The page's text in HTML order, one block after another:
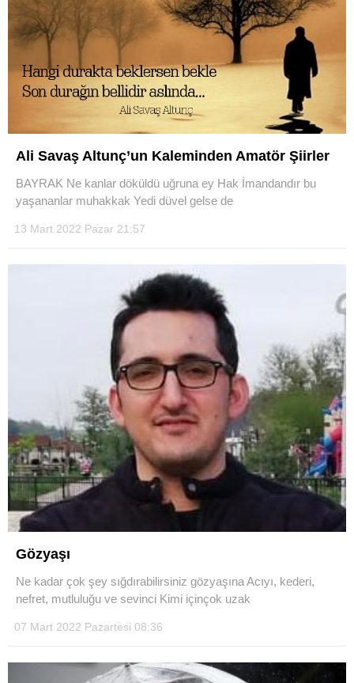
Ali Savaş Altunç’un Kaleminden Amatör Şiirler
BAYRAK Ne kanlar döküldü uğruna ey Hak İmandandır bu
yaşananlar muhakkak Yedi düvel gelse de
13 Mart 2022 Pazar 21:57
Gözyaşı
Ne kadar çok şey sığdırabilirsiniz gözyaşına Acıyı, kederi,
nefret, mutluluğu ve sevinci Kimi içinçok uzak
07 Mart 2022 Pazartesi 08:36